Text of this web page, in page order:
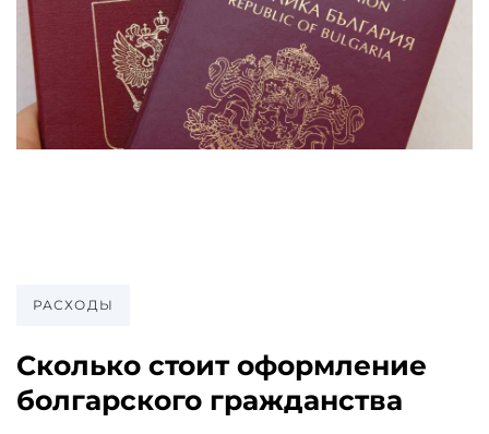
РАСХОДЫ
Сколько стоит оформление
болгарского гражданства